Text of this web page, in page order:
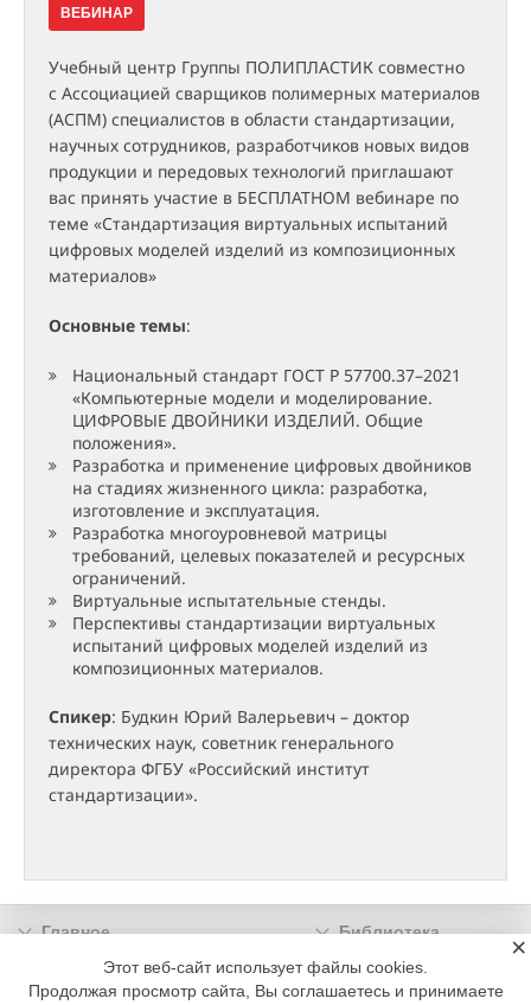
ВЕБИНАР
Учебный центр Группы ПОЛИПЛАСТИК совместно
с Ассоциацией сварщиков полимерных материалов
(АСПМ) специалистов в области стандартизации,
научных сотрудников, разработчиков новых видов
продукции и передовых технологий приглашают
вас принять участие в БЕСПЛАТНОМ вебинаре по
теме «Стандартизация виртуальных испытаний
цифровых моделей изделий из композиционных
материалов»
Основные темы:
Национальный стандарт ГОСТ Р 57700.37–2021
«Компьютерные модели и моделирование.
ЦИФРОВЫЕ ДВОЙНИКИ ИЗДЕЛИЙ. Общие
положения».
Разработка и применение цифровых двойников
на стадиях жизненного цикла: разработка,
изготовление и эксплуатация.
Разработка многоуровневой матрицы
требований, целевых показателей и ресурсных
ограничений.
Виртуальные испытательные стенды.
Перспективы стандартизации виртуальных
испытаний цифровых моделей изделий из
композиционных материалов.
Спикер: Будкин Юрий Валерьевич – доктор
технических наук, советник генерального
директора ФГБУ «Российский институт
стандартизации».
Главное
Библиотека
Подписка
Реклама
Информация
Этот веб-сайт использует файлы cookies.
Продолжая просмотр сайта, Вы соглашаетесь и принимаете
×